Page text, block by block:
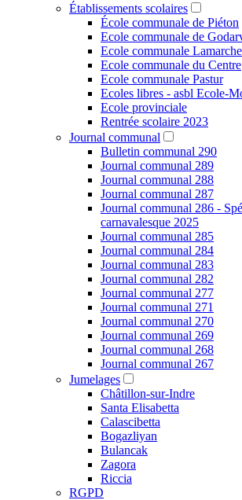
Établissements scolaires
École communale de Piéton
Ecole communale de
Ecole communale Lamarche
Ecole communale du Centre
Ecole communale Pastur
Ecoles libres - asbl Ecole-
Ecole provinciale
Rentrée scolaire 2023
Journal communal
Bulletin communal 290
Journal communal 289
Journal communal 288
Journal communal 287
Journal communal 286 -
carnavalesque 2025
Journal communal 285
Journal communal 284
Journal communal 283
Journal communal 282
Journal communal 277
Journal communal 271
Journal communal 270
Journal communal 269
Journal communal 268
Journal communal 267
Jumelages
Châtillon-sur-Indre
Santa Elisabetta
Calascibetta
Bogazliyan
Bulancak
Zagora
Riccia
RGPD